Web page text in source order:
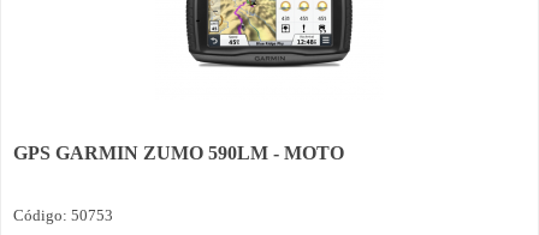
GPS GARMIN ZUMO 590LM - MOTO
Código: 50753